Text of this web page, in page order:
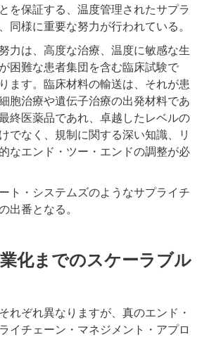
を保証する、温度管理されたサプラ
同様に重要な努力が行われている。
力は、高度な治療、温度に敏感な生
困難な患者集団を含む臨床試験で
ます。臨床材料の輸送は、それが患
胞治療や遺伝子治療の出発材料であ
終医薬品であれ、卓越したレベルの
でなく、規制に関する深い知識、リ
なエンド・ツー・エンドの調整が必
ト・システムズのようなサプライチ
出番となる。
化までのスケーラブル
れぞれ異なりますが、真のエンド・
イチェーン・マネジメント・アプロ